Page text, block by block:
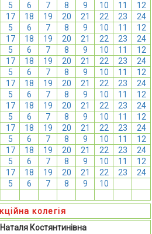
5 6 7 8 9 10 11
12
17 18 19 20 21 22 23
24
5 6 7 8 9 10 11
12
17 18 19 20 21 22 23
24
5 6 7 8 9 10 11
12
17 18 19 20 21 22 23
24
5 6 7 8 9 10 11
12
17 18 19 20 21 22 23
24
5 6 7 8 9 10 11
12
17 18 19 20 21 22 23
24
5 6 7 8 9 10 11
12
17 18 19 20 21 22 23
24
5 6 7 8 9 10 11
12
17 18 19 20 21 22 23
24
5 6 7 8 9 10 11
12
17 18 19 20 21 22 23
24
5 6 7 8 9 10
колегія
Костянтинівна